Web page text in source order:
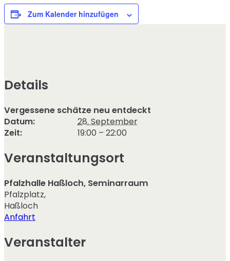
Zum Kalender hinzufügen
Details
Vergessene schätze neu entdeckt
Datum:
28. September
Zeit:
19:00 – 22:00
Veranstaltungsort
Pfalzhalle Haßloch, Seminarraum
Pfalzplatz,
Haßloch
Anfahrt
Veranstalter